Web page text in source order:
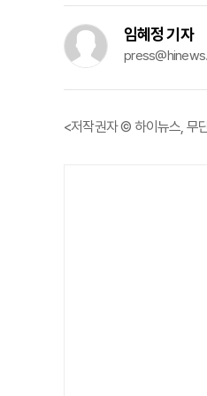
임혜정 기자
<저작권자 © 하이뉴스, 무